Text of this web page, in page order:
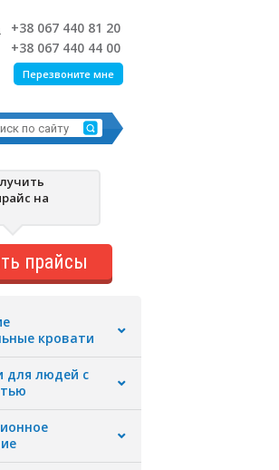
+38 067 440 81 20
+38 067 440 44 00
Перезвоните мне
на
прайсы
кровати
для людей с